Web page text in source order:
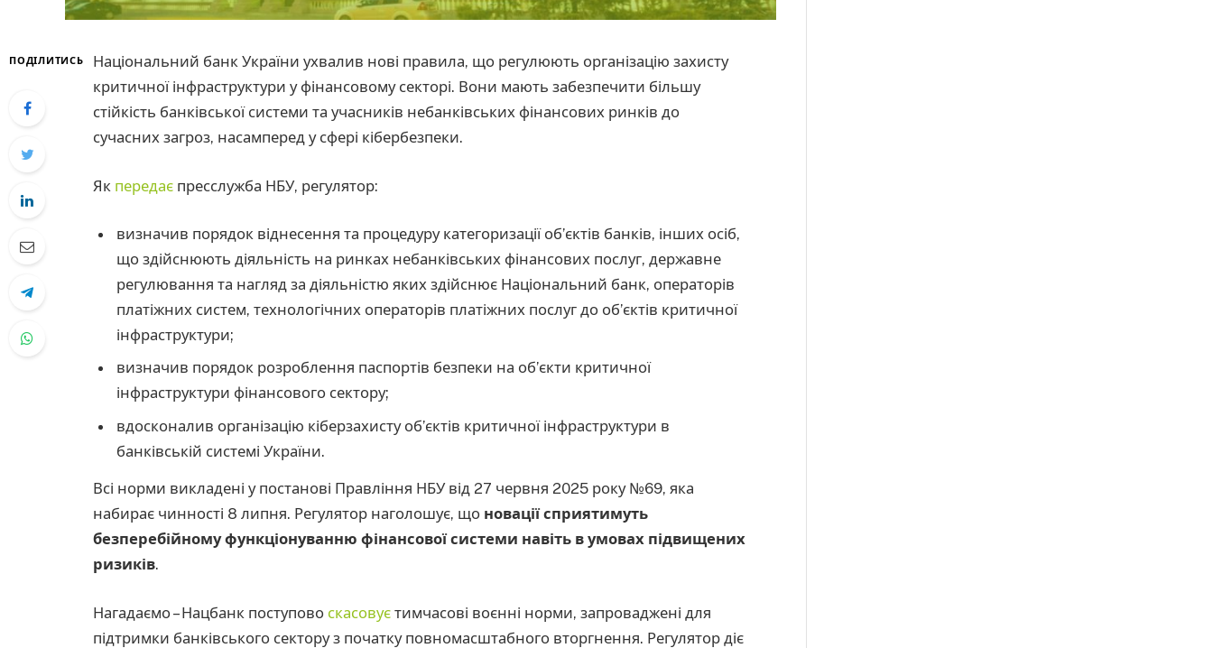
ПОДІЛИТИСЬ
Національний банк України ухвалив нові правила, що регулюють організацію захисту
критичної інфраструктури у фінансовому секторі. Вони мають забезпечити більшу
стійкість банківської системи та учасників небанківських фінансових ринків до
сучасних загроз, насамперед у сфері кібербезпеки.
Як передає пресслужба НБУ, регулятор:
визначив порядок віднесення та процедуру категоризації об’єктів банків, інших осіб,
що здійснюють діяльність на ринках небанківських фінансових послуг, державне
регулювання та нагляд за діяльністю яких здійснює Національний банк, операторів
платіжних систем, технологічних операторів платіжних послуг до об’єктів критичної
інфраструктури;
визначив порядок розроблення паспортів безпеки на об’єкти критичної
інфраструктури фінансового сектору;
вдосконалив організацію кіберзахисту об’єктів критичної інфраструктури в
банківській системі України.
Всі норми викладені у постанові Правління НБУ від 27 червня 2025 року №69, яка
набирає чинності 8 липня. Регулятор наголошує, що новації сприятимуть
безперебійному функціонуванню фінансової системи навіть в умовах підвищених
ризиків.
Нагадаємо – Нацбанк поступово скасовує тимчасові воєнні норми, запроваджені для
підтримки банківського сектору з початку повномасштабного вторгнення. Регулятор діє